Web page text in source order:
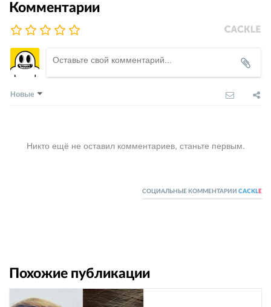
Комментарии
Новые
Никто ещё не оставил комментариев, станьте первым.
СОЦИАЛЬНЫЕ КОММЕНТАРИИ CACKL E
Похожие публикации